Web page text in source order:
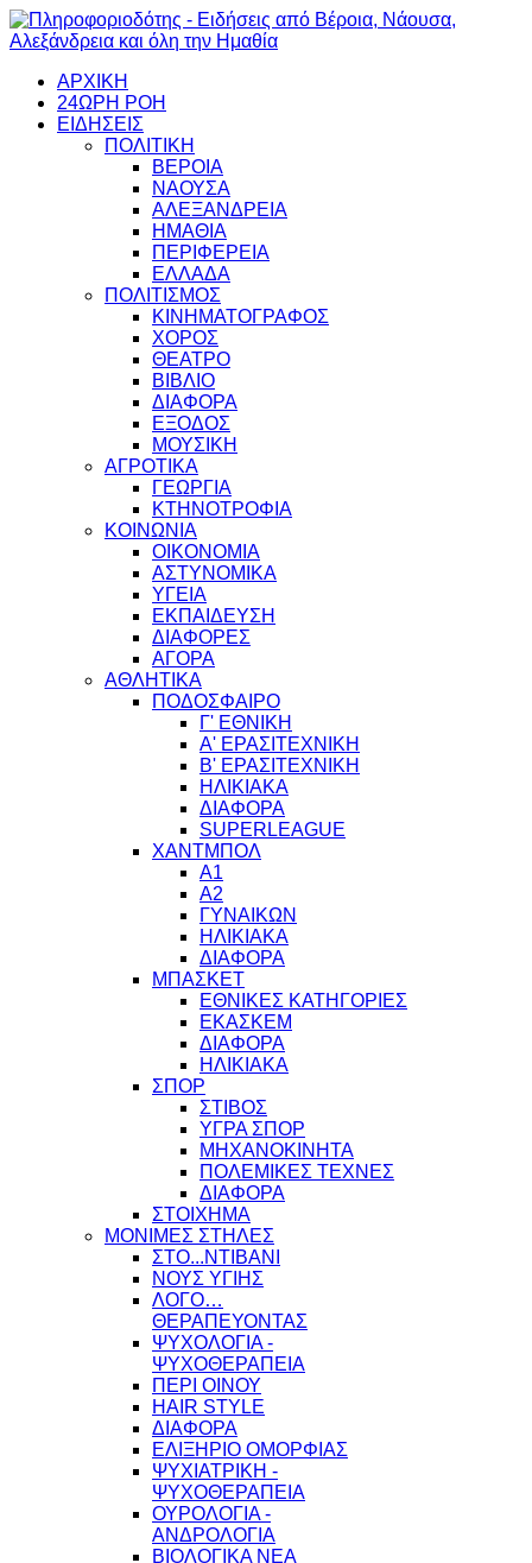
ΑΡΧΙΚΗ
24ΩΡΗ ΡΟΗ
ΕΙΔΗΣΕΙΣ
ΠΟΛΙΤΙΚΗ
ΒΕΡΟΙΑ
ΝΑΟΥΣΑ
ΑΛΕΞΑΝΔΡΕΙΑ
ΗΜΑΘΙΑ
ΠΕΡΙΦΕΡΕΙΑ
ΕΛΛΑΔΑ
ΠΟΛΙΤΙΣΜΟΣ
ΚΙΝΗΜΑΤΟΓΡΑΦΟΣ
ΧΟΡΟΣ
ΘΕΑΤΡΟ
ΒΙΒΛΙΟ
ΔΙΑΦΟΡΑ
ΕΞΟΔΟΣ
ΜΟΥΣΙΚΗ
ΑΓΡΟΤΙΚΑ
ΓΕΩΡΓΙΑ
ΚΤΗΝΟΤΡΟΦΙΑ
ΚΟΙΝΩΝΙΑ
ΟΙΚΟΝΟΜΙΑ
ΑΣΤΥΝΟΜΙΚΑ
ΥΓΕΙΑ
ΕΚΠΑΙΔΕΥΣΗ
ΔΙΑΦΟΡΕΣ
ΑΓΟΡΑ
ΑΘΛΗΤΙΚΑ
ΠΟΔΟΣΦΑΙΡΟ
Γ' ΕΘΝΙΚΗ
Α' ΕΡΑΣΙΤΕΧΝΙΚΗ
Β' ΕΡΑΣΙΤΕΧΝΙΚΗ
ΗΛΙΚΙΑΚΑ
ΔΙΑΦΟΡΑ
SUPERLEAGUE
ΧΑΝΤΜΠΟΛ
Α1
Α2
ΓΥΝΑΙΚΩΝ
ΗΛΙΚΙΑΚΑ
ΔΙΑΦΟΡΑ
ΜΠΑΣΚΕΤ
ΕΘΝΙΚΕΣ ΚΑΤΗΓΟΡΙΕΣ
ΕΚΑΣΚΕΜ
ΔΙΑΦΟΡΑ
ΗΛΙΚΙΑΚΑ
ΣΠΟΡ
ΣΤΙΒΟΣ
ΥΓΡΑ ΣΠΟΡ
ΜΗΧΑΝΟΚΙΝΗΤΑ
ΠΟΛΕΜΙΚΕΣ ΤΕΧΝΕΣ
ΔΙΑΦΟΡΑ
ΣΤΟΙΧΗΜΑ
ΜΟΝΙΜΕΣ ΣΤΗΛΕΣ
ΣΤΟ...ΝΤΙΒΑΝΙ
ΝΟΥΣ ΥΓΙΗΣ
ΛΟΓΟ…
ΘΕΡΑΠΕΥΟΝΤΑΣ
ΨΥΧΟΛΟΓΙΑ -
ΨΥΧΟΘΕΡΑΠΕΙΑ
ΠΕΡΙ ΟΙΝΟΥ
HAIR STYLE
ΔΙΑΦΟΡΑ
ΕΛΙΞΗΡΙΟ ΟΜΟΡΦΙΑΣ
ΨΥΧΙΑΤΡΙΚΗ -
ΨΥΧΟΘΕΡΑΠΕΙΑ
ΟΥΡΟΛΟΓΙΑ -
ΑΝΔΡΟΛΟΓΙΑ
ΒΙΟΛΟΓΙΚΑ ΝΕΑ